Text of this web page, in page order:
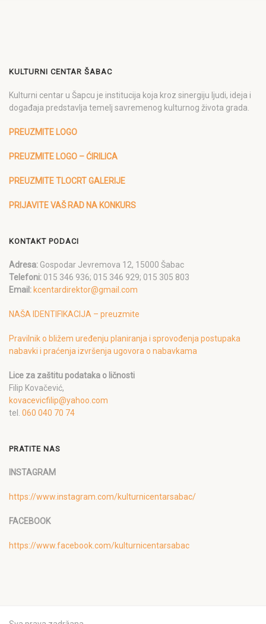
KULTURNI CENTAR ŠABAC
Kulturni centar u Šapcu je institucija koja kroz sinergiju ljudi, ideja i
događaja predstavlja temelj savremenog kulturnog života grada.
PREUZMITE LOGO
PREUZMITE LOGO – ĆIRILICA
PREUZMITE TLOCRT GALERIJE
PRIJAVITE VAŠ RAD NA KONKURS
KONTAKT PODACI
Adresa: Gospodar Jevremova 12, 15000 Šabac
Telefoni: 015 346 936; 015 346 929; 015 305 803
Email: kcentardirektor@gmail.com
NAŠA IDENTIFIKACIJA – preuzmite
Pravilnik o bližem uređenju planiranja i sprovođenja postupaka
nabavki i praćenja izvršenja ugovora o nabavkama
Lice za zaštitu podataka o ličnosti
Filip Kovačević,
kovacevicfilip@yahoo.com
tel. 060 040 70 74
PRATITE NAS
INSTAGRAM
https://www.instagram.com/kulturnicentarsabac/
FACEBOOK
https://www.facebook.com/kulturnicentarsabac